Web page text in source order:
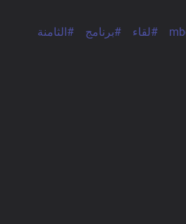
#لقاء #برنامج #الثامنة